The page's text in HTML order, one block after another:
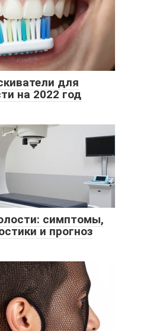
для
на 2022 год
симптомы,
и прогноз